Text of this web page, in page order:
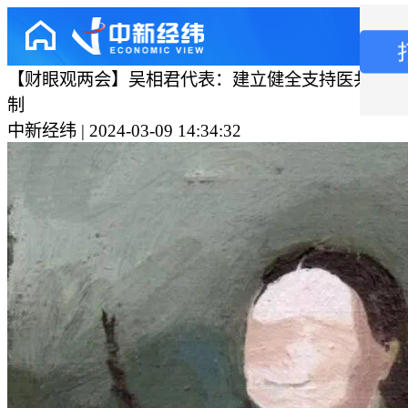
【财眼观两会】吴相君代表：建立健全支持医共体
制
中新经纬 | 2024-03-09 14:34:32